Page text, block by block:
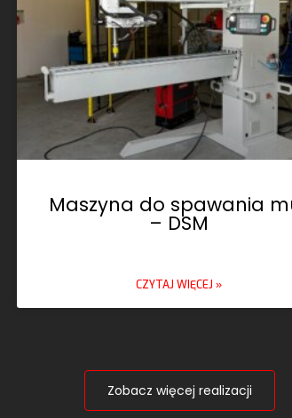
Maszyna do spawania
– DSM
CZYTAJ WIĘCEJ »
Zobacz więcej realizacji